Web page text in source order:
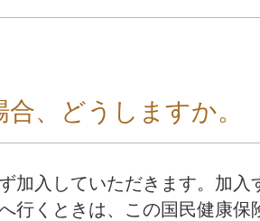
、どうしますか。
加入していただきます。加
行くときは、この国民健康